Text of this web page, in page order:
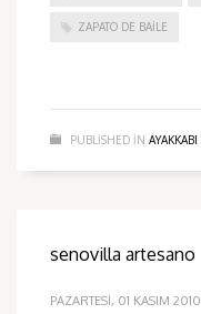
ZAPATO DE BAILE
PUBLISHED IN AYAKKABI
senovilla artesano
PAZARTESI, 01 KASIM 2010